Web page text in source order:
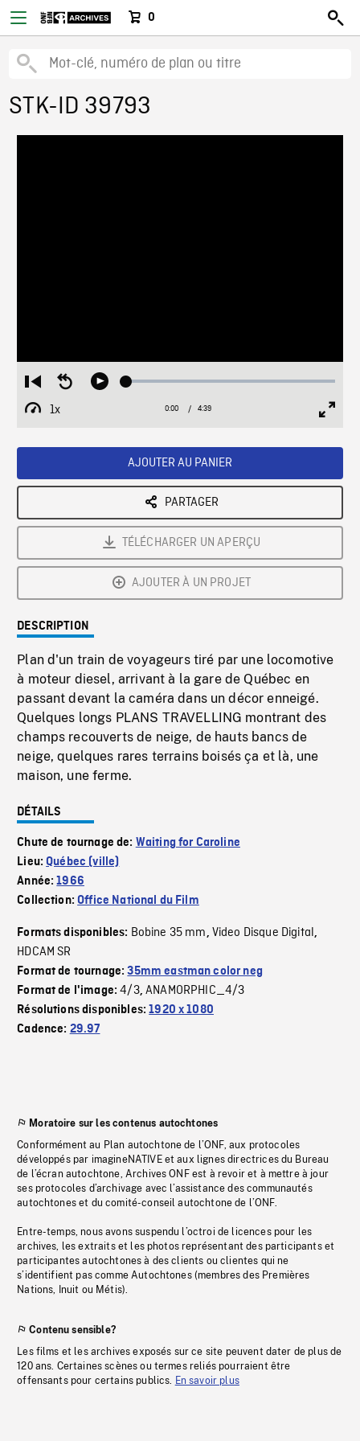
0
STK-ID 39793
Restart
from
beginning
Seek
Play Loaded:
1x
Playback
Current
0:00 / Duration
4:39
AJOUTER AU PANIER
PARTAGER
TÉLÉCHARGER UN APERÇU
AJOUTER À UN PROJET
DESCRIPTION
Plan d'un train de voyageurs tiré par une locomotive
à moteur diesel, arrivant à la gare de Québec en
passant devant la caméra dans un décor enneigé.
Quelques longs PLANS TRAVELLING montrant des
champs recouverts de neige, de hauts bancs de
neige, quelques rares terrains boisés ça et là, une
maison, une ferme.
DÉTAILS
Chute de tournage de: Waiting for Caroline
Lieu:Québec (ville)
Année:1966
Collection:Office National du Film
Formats disponibles: Bobine 35 mm, Video Disque Digital,
HDCAM SR
Format de tournage:35mm eastman color neg
Format de l'image:4/3,ANAMORPHIC_4/3
Résolutions disponibles:1920 x 1080
Cadence: 29.97
Moratoire sur les contenus autochtones
Conformément au Plan autochtone de l’ONF, aux protocoles
développés par imagineNATIVE et aux lignes directrices du Bureau
de l’écran autochtone, Archives ONF est à revoir et à mettre à jour
ses protocoles d’archivage avec l’assistance des communautés
autochtones et du comité-conseil autochtone de l’ONF.
Entre-temps, nous avons suspendu l’octroi de licences pour les
archives, les extraits et les photos représentant des participants et
participantes autochtones à des clients ou clientes qui ne
s’identifient pas comme Autochtones (membres des Premières
Nations, Inuit ou Métis).
Contenu sensible?
Les films et les archives exposés sur ce site peuvent dater de plus de
120 ans. Certaines scènes ou termes reliés pourraient être
offensants pour certains publics. En savoir plus